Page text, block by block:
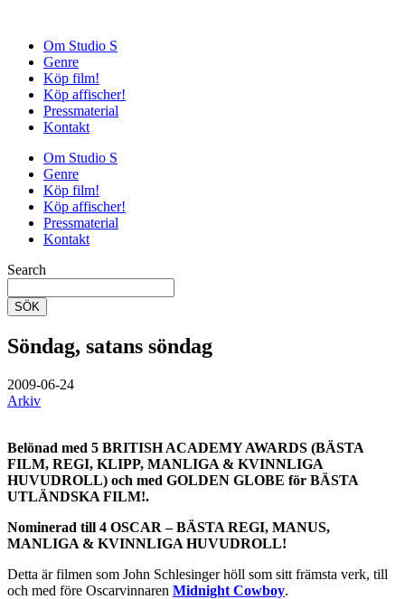
Om Studio S
Genre
Köp film!
Köp affischer!
Pressmaterial
Kontakt
Om Studio S
Genre
Köp film!
Köp affischer!
Pressmaterial
Kontakt
Search
SÖK
Söndag, satans söndag
2009-06-24
Arkiv
Belönad med 5 BRITISH ACADEMY AWARDS (BÄSTA
FILM, REGI, KLIPP, MANLIGA & KVINNLIGA
HUVUDROLL) och med GOLDEN GLOBE för BÄSTA
UTLÄNDSKA FILM!.
Nominerad till 4 OSCAR – BÄSTA REGI, MANUS,
MANLIGA & KVINNLIGA HUVUDROLL!
Detta är filmen som John Schlesinger höll som sitt främsta verk, till
och med före Oscarvinnaren Midnight Cowboy.